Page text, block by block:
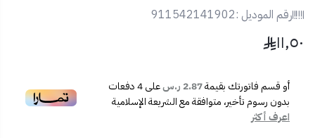
✅ المميزات:
🟡تصميم ذهبي أنيق مقاوم للصدأ والتلف
🗝️مزود بمفاتيح عملية وسهلة الاستخدام
🧰مناسب للاستخدام الداخلي والخارجي
📦 محتويات المنتج:
رقم الموديل :911542141902
١١٫٥٠
أو قسم فاتورتك بقيمة2.87 ر.س على4دفعات
بدون رسوم تأخير، متوافقة مع الشريعة الإسلامية
اعرف أكثر